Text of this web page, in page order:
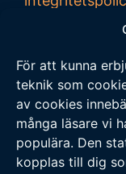
För att kunna
teknik som
av cookies
många läsare vi
populära. Den
kopplas till dig
allmänna
Tipsa oss
Vi tar
händelser
tips till